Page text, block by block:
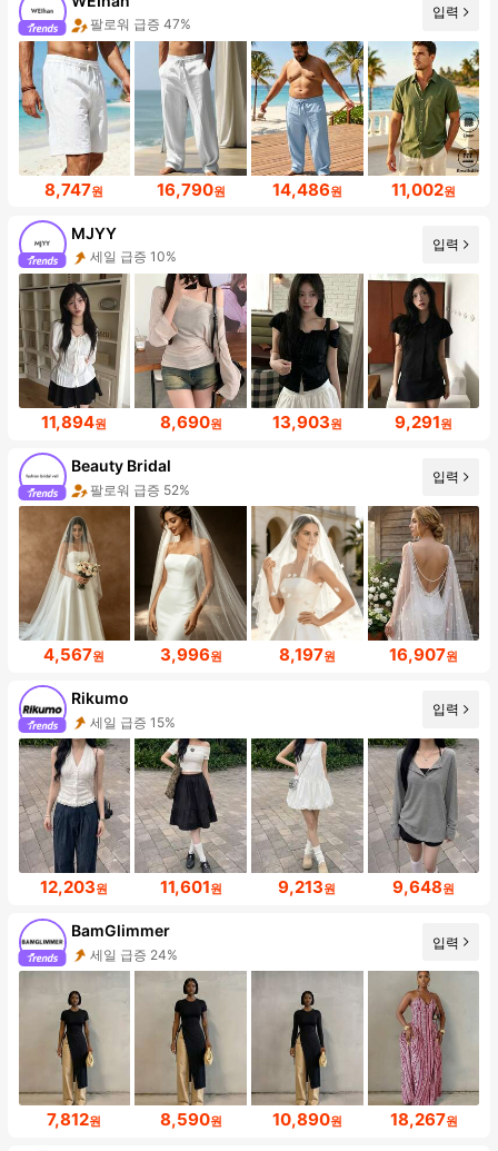
팔로워 급증 47%
입력
8,747원 16,790원 14,486원 11,002원
MJYY
세일 급증 10%
입력
11,894원 8,690원 13,903원 9,291원
Beauty Bridal
팔로워 급증 52%
입력
4,567원 3,996원 8,197원 16,907원
Rikumo
세일 급증 15%
입력
12,203원 11,601원 9,213원 9,648원
BamGlimmer
세일 급증 24%
입력
7,812원 8,590원 10,890원 18,267원